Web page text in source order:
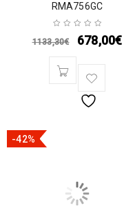
RMA756GC
1133,30€ 678,00€
-42%